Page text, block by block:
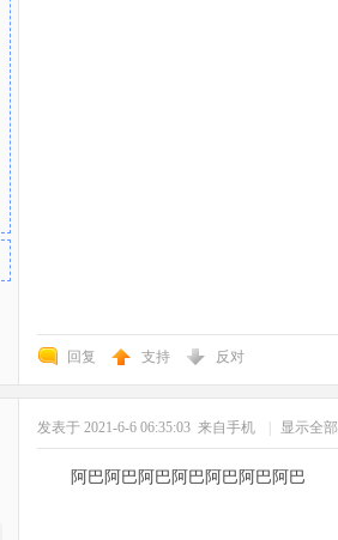
回复 支持 反对
发表于 2021-6-6 06:35:03 来自手机 显示全
阿巴阿巴阿巴阿巴阿巴阿巴阿巴